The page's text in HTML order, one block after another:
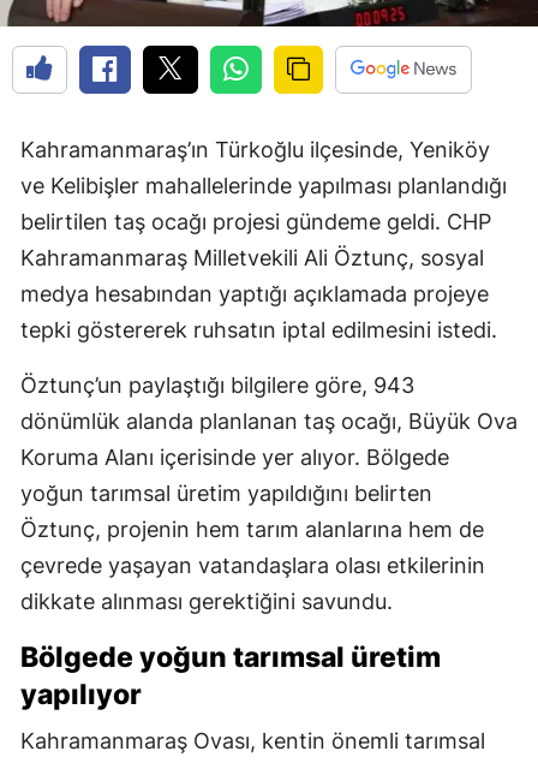
Kahramanmaraş’ın Türkoğlu ilçesinde, Yeniköy
ve Kelibişler mahallelerinde yapılması planlandığı
belirtilen taş ocağı projesi gündeme geldi. CHP
Kahramanmaraş Milletvekili Ali Öztunç, sosyal
medya hesabından yaptığı açıklamada projeye
tepki göstererek ruhsatın iptal edilmesini istedi.
Öztunç’un paylaştığı bilgilere göre, 943
dönümlük alanda planlanan taş ocağı, Büyük Ova
Koruma Alanı içerisinde yer alıyor. Bölgede
yoğun tarımsal üretim yapıldığını belirten
Öztunç, projenin hem tarım alanlarına hem de
çevrede yaşayan vatandaşlara olası etkilerinin
dikkate alınması gerektiğini savundu.
Bölgede yoğun tarımsal üretim
yapılıyor
Kahramanmaraş Ovası, kentin önemli tarımsal